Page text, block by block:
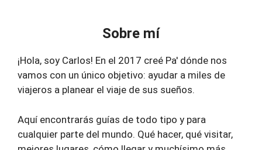
Sobre mí
¡Hola, soy Carlos! En el 2017 creé Pa' dónde nos
vamos con un único objetivo: ayudar a miles de
viajeros a planear el viaje de sus sueños.
Aquí encontrarás guías de todo tipo y para
cualquier parte del mundo. Qué hacer, qué visitar,